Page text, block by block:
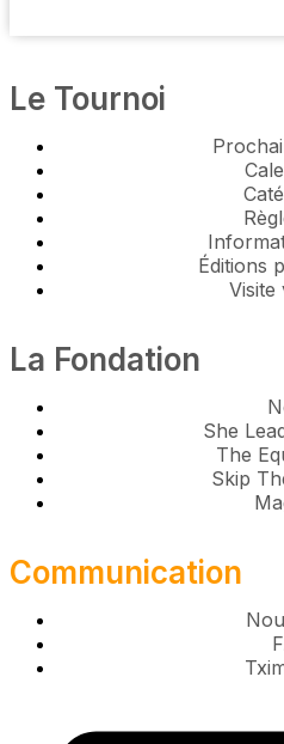
Le Tournoi
Éditions
Visite
La Fondation
She
The
Skip
Communication